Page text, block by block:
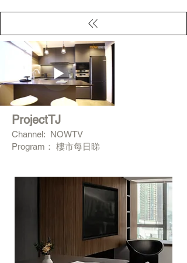
ProjectTJ
Channel: NOWTV
Program： 樓市每日睇